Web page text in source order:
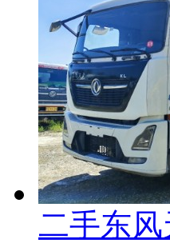
二手东